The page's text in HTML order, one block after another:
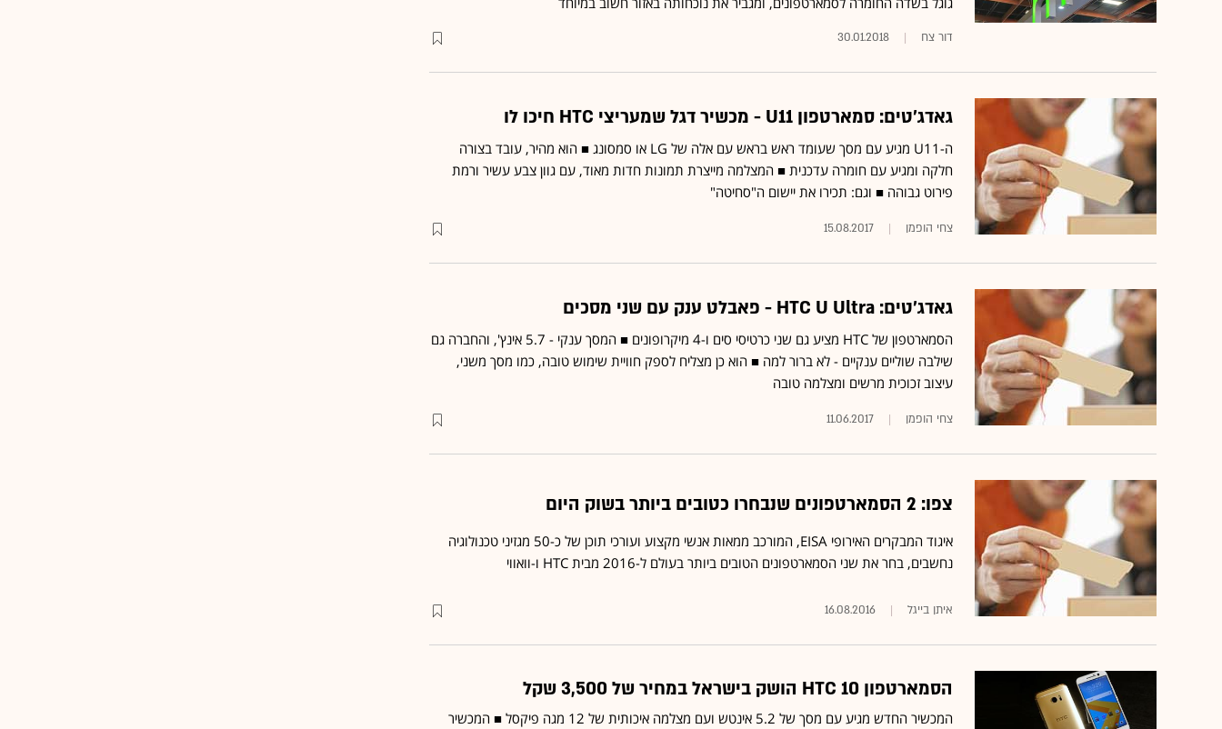
דור צח 30.01.2018
גאדג'טים: סמארטפון U11 - מכשיר דגל שמעריצי HTC חיכו לו
ה-U11 מגיע עם מסך שעומד ראש בראש עם אלה של LG או סמסונג ■ הוא מהיר, עובד בצורה
חלקה ומגיע עם חומרה עדכנית ■ המצלמה מייצרת תמונות חדות מאוד, עם גוון צבע עשיר ורמת
פירוט גבוהה ■ וגם: תכירו את יישום ה"סחיטה"
צחי הופמן 15.08.2017
גאדג'טים: HTC U Ultra - פאבלט ענק עם שני מסכים
הסמארטפון של HTC מציע גם שני כרטיסי סים ו-4 מיקרופונים ■ המסך ענקי - 5.7 אינץ', והחברה גם
שילבה שוליים ענקיים - לא ברור למה ■ הוא כן מצליח לספק חוויית שימוש טובה, כמו מסך משני,
עיצוב זכוכית מרשים ומצלמה טובה
צחי הופמן 11.06.2017
צפו: 2 הסמארטפונים שנבחרו כטובים ביותר בשוק היום
איגוד המבקרים האירופי EISA, המורכב ממאות אנשי מקצוע ועורכי תוכן של כ-50 מגזיני טכנולוגיה
נחשבים, בחר את שני הסמארטפונים הטובים ביותר בעולם ל-2016 מבית HTC ו-וואווי
איתן בייגל 16.08.2016
הסמארטפון HTC 10 הושק בישראל במחיר של 3,500 שקל
המכשיר החדש מגיע עם מסך של 5.2 אינטש ועם מצלמה איכותית של 12 מגה פיקסל ■ המכשיר